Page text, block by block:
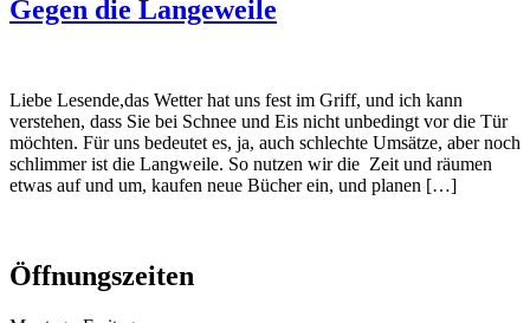
Gegen die Langeweile
Liebe Lesende,das Wetter hat uns fest im Griff, und ich kann
verstehen, dass Sie bei Schnee und Eis nicht unbedingt vor die Tür
möchten. Für uns bedeutet es, ja, auch schlechte Umsätze, aber noch
schlimmer ist die Langweile. So nutzen wir die Zeit und räumen
etwas auf und um, kaufen neue Bücher ein, und planen […]
Öffnungszeiten